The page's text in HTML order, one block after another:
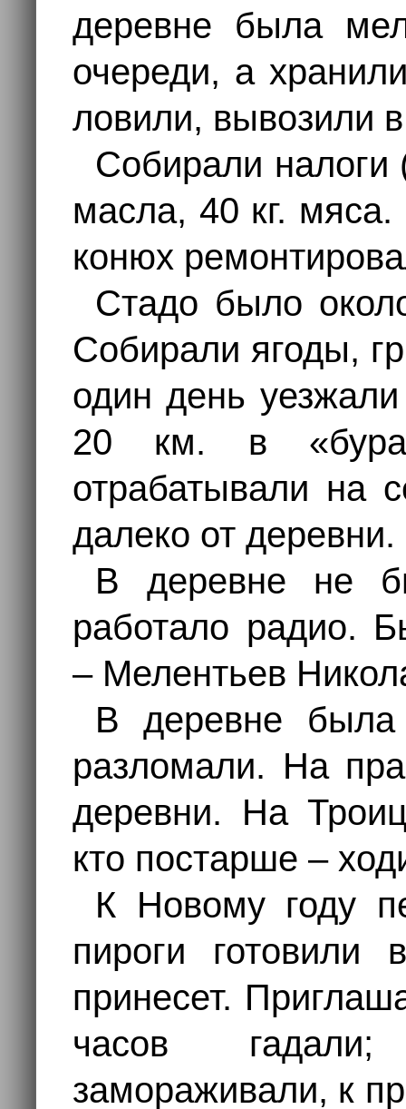
деревне была
очереди, а
ловили, вывозили
Собирали налоги
масла, 40 кг.
конюх
Стадо было
Собирали ягоды,
один день
20 км. в
отрабатывали на
далеко от деревни.
В деревне не
работало радио.
– Мелентьев
В деревне
разломали. На
деревни. На
кто постарше –
К Новому году
пироги готовили
принесет.
часов
замораживали, к